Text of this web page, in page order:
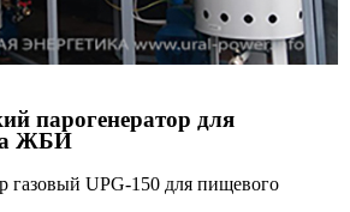
парогенератор для
ЖБИ